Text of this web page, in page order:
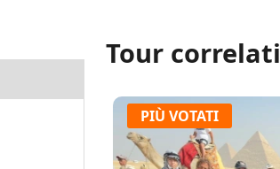
Tour correlati
PIÙ VOTATI